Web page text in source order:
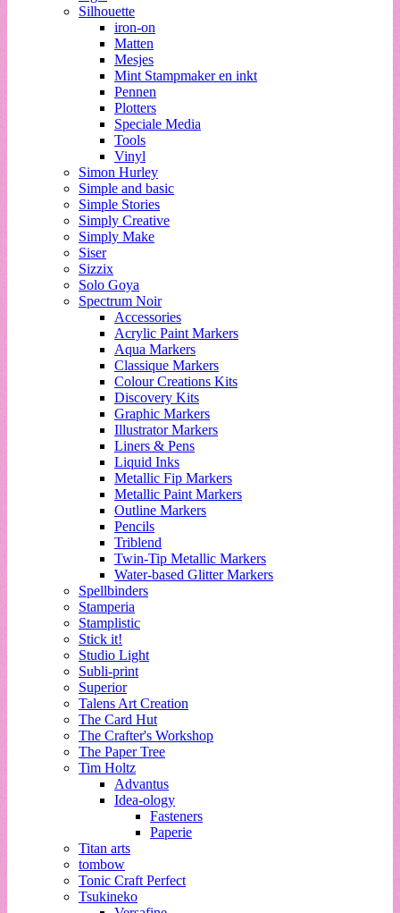
Silhouette
iron-on
Matten
Mesjes
Mint Stampmaker en inkt
Pennen
Plotters
Speciale Media
Tools
Vinyl
Simon Hurley
Simple and basic
Simple Stories
Simply Creative
Simply Make
Siser
Sizzix
Solo Goya
Spectrum Noir
Accessories
Acrylic Paint Markers
Aqua Markers
Classique Markers
Colour Creations Kits
Discovery Kits
Graphic Markers
Illustrator Markers
Liners & Pens
Liquid Inks
Metallic Fip Markers
Metallic Paint Markers
Outline Markers
Pencils
Triblend
Twin-Tip Metallic Markers
Water-based Glitter Markers
Spellbinders
Stamperia
Stamplistic
Stick it!
Studio Light
Subli-print
Superior
Talens Art Creation
The Card Hut
The Crafter's Workshop
The Paper Tree
Tim Holtz
Advantus
Idea-ology
Fasteners
Paperie
Titan arts
tombow
Tonic Craft Perfect
Tsukineko